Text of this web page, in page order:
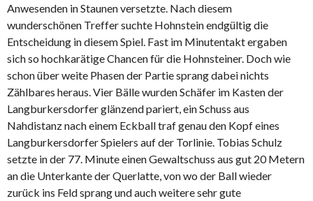
Anwesenden in Staunen versetzte. Nach diesem
wunderschönen Treffer suchte Hohnstein endgültig die
Entscheidung in diesem Spiel. Fast im Minutentakt ergaben
sich so hochkarätige Chancen für die Hohnsteiner. Doch wie
schon über weite Phasen der Partie sprang dabei nichts
Zählbares heraus. Vier Bälle wurden Schäfer im Kasten der
Langburkersdorfer glänzend pariert, ein Schuss aus
Nahdistanz nach einem Eckball traf genau den Kopf eines
Langburkersdorfer Spielers auf der Torlinie. Tobias Schulz
setzte in der 77. Minute einen Gewaltschuss aus gut 20 Metern
an die Unterkante der Querlatte, von wo der Ball wieder
zurück ins Feld sprang und auch weitere sehr gute